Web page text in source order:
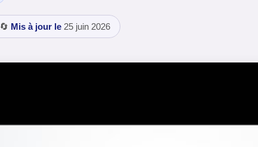
🔄 Mis à jour le 25 juin 2026